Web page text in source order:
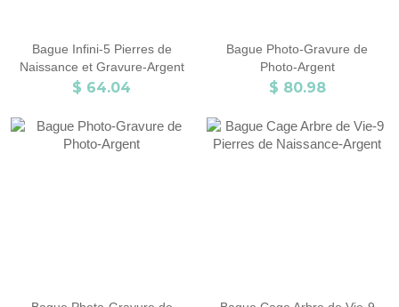
Bague Infini-5 Pierres de
Naissance et Gravure-Argent
$ 64.04
Bague Photo-Gravure de
Photo-Argent
$ 80.98